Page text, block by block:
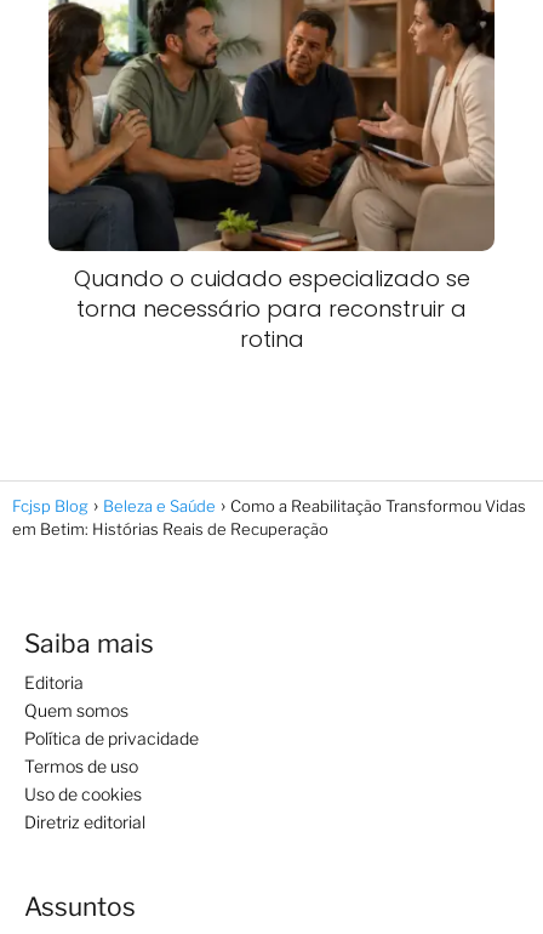
Quando o cuidado especializado se
torna necessário para reconstruir a
rotina
Fcjsp Blog Beleza e Saúde
Como a Reabilitação Transformou Vidas
em Betim: Histórias Reais de Recuperação
Saiba mais
Editoria
Quem somos
Política de privacidade
Termos de uso
Uso de cookies
Diretriz editorial
Assuntos